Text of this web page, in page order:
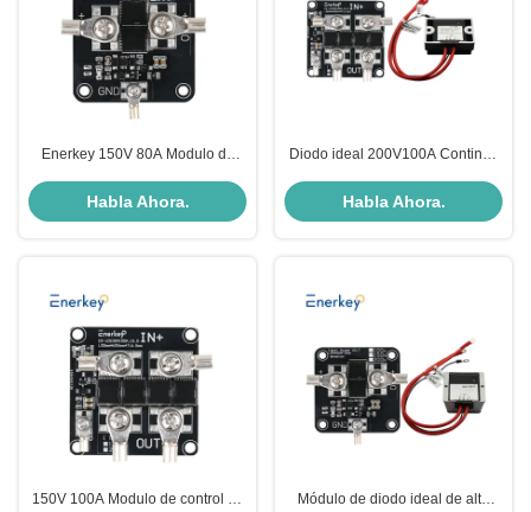
Enerkey 150V 80A Modulo de
Carga anti-reverso Protección
Habla Ahora.
Diodo ideal 200V100A Continúa
doble corriente Modulo de carga
Habla Ahora.
150V 100A Modulo de control de
Módulo de diodo ideal de alta